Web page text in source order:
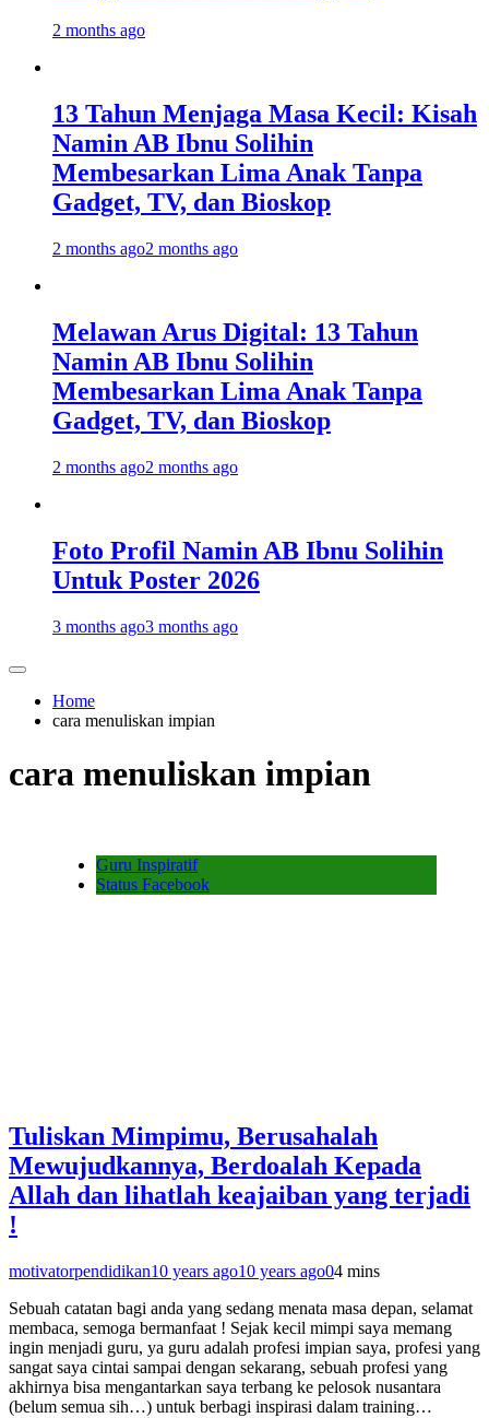
2 months ago
13 Tahun Menjaga Masa Kecil: Kisah
Namin AB Ibnu Solihin
Membesarkan Lima Anak Tanpa
Gadget, TV, dan Bioskop
2 months ago2 months ago
Melawan Arus Digital: 13 Tahun
Namin AB Ibnu Solihin
Membesarkan Lima Anak Tanpa
Gadget, TV, dan Bioskop
2 months ago2 months ago
Foto Profil Namin AB Ibnu Solihin
Untuk Poster 2026
3 months ago3 months ago
Home
cara menuliskan impian
cara menuliskan impian
Guru Inspiratif
Status Facebook
Tuliskan Mimpimu, Berusahalah
Mewujudkannya, Berdoalah Kepada
Allah dan lihatlah keajaiban yang terjadi
!
motivatorpendidikan10 years ago10 years ago04 mins
Sebuah catatan bagi anda yang sedang menata masa depan, selamat
membaca, semoga bermanfaat ! Sejak kecil mimpi saya memang
ingin menjadi guru, ya guru adalah profesi impian saya, profesi yang
sangat saya cintai sampai dengan sekarang, sebuah profesi yang
akhirnya bisa mengantarkan saya terbang ke pelosok nusantara
(belum semua sih…) untuk berbagi inspirasi dalam training…